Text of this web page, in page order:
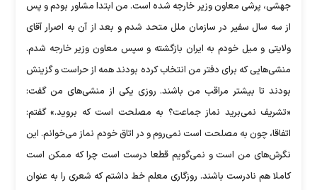
جهشی، پرشی معاون وزیر خارجه شده است. من ابتدا مشاور بودم و پس
از سه سال سفیر در سازمان ملل متحد شدم و بعد از آن به اصرار آقای
ولایتی و میل خودم به ایران بازگشته و سپس معاون وزیر خارجه شدم.
منشی‌هایی که برای دفتر من انتخاب کرده بودند همه از حراست و گزینش
بودند تا بیشتر مراقب من باشند. روزی یکی از منشی‌های من گفت:
«تشریف نمی‌برید نماز جماعت؟ به مصلحت است که بروید.» گفتم:
اتفاقا، چون به مصلحت است نمی‌روم و در اتاق خودم نماز می‌خوانم. این
نگرش‌های من است و نمی‌گویم قطعا درست است چرا که ممکن است
کاملا هم نادرست باشند. روزگاری معلم خط داشتم که شعری را به عنوان